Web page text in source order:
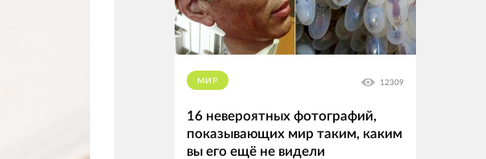
МИР 12309
16 невероятных фотографий,
показывающих мир таким, каким
вы его ещё не видели